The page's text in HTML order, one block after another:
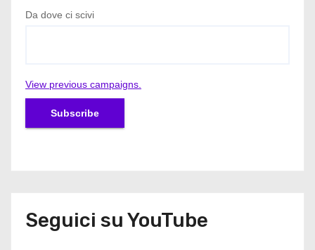
Da dove ci scivi
View previous campaigns.
Seguici su YouTube